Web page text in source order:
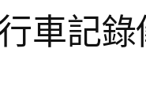
車記錄